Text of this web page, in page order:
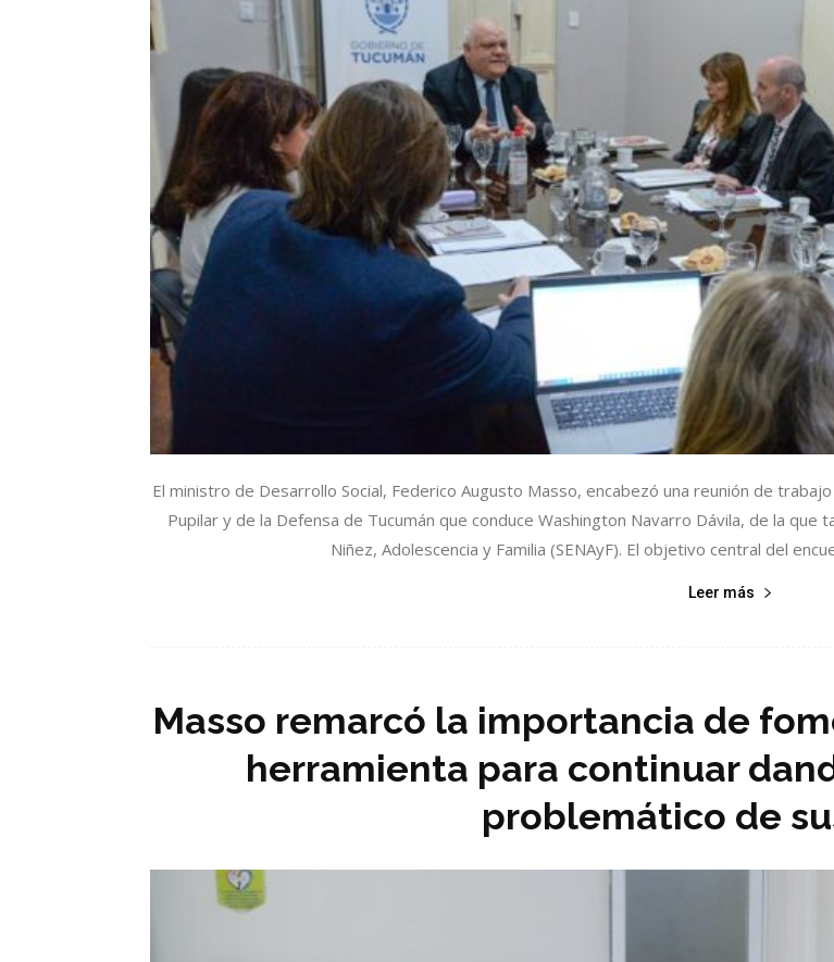
El ministro de Desarrollo Social, Federico Augusto Masso, encabezó una reunión de
Pupilar y de la Defensa de Tucumán que conduce Washington Navarro Dávila, de la
Niñez, Adolescencia y Familia (SENAyF). El objetivo central del
Leer más
Masso remarcó la importancia de
herramienta para continuar
problemático de